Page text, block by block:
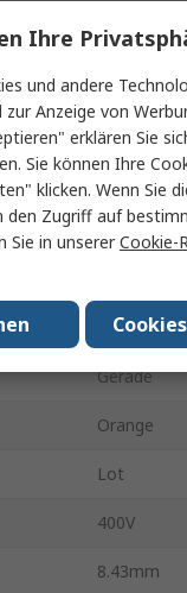
6
5.08mm
18A
Stecker
Gerade
Orange
Lot
400V
8.43mm
Ihre
und andere
zur Anzeige von
erklären Sie
Sie können Ihre
klicken. Wenn Sie
den Zugriff auf
Sie in unsererCookie-